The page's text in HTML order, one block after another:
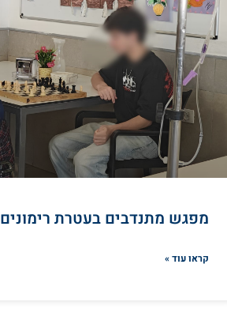
מפגש מתנדבים בעטרת רימונים
קראו עוד »